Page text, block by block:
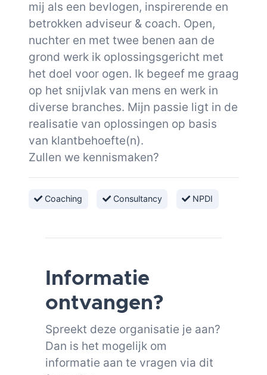
mij als een bevlogen, inspirerende en
betrokken adviseur & coach. Open,
nuchter en met twee benen aan de
grond werk ik oplossingsgericht met
het doel voor ogen. Ik begeef me graag
op het snijvlak van mens en werk in
diverse branches. Mijn passie ligt in de
realisatie van oplossingen op basis
van klantbehoefte(n).
Zullen we kennismaken?
Coaching Consultancy NPDI
Informatie
ontvangen?
Spreekt deze organisatie je aan?
Dan is het mogelijk om
informatie aan te vragen via dit